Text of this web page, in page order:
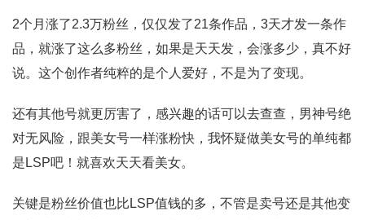
2个月涨了2.3万粉丝，仅仅发了21条作品，3天才发一条作
品，就涨了这么多粉丝，如果是天天发，会涨多少，真不好
说。这个创作者纯粹的是个人爱好，不是为了变现。
还有其他号就更厉害了，感兴趣的话可以去查查，男神号绝
对无风险，跟美女号一样涨粉快，我怀疑做美女号的单纯都
是LSP吧！就喜欢天天看美女。
关键是粉丝价值也比LSP值钱的多，不管是卖号还是其他变